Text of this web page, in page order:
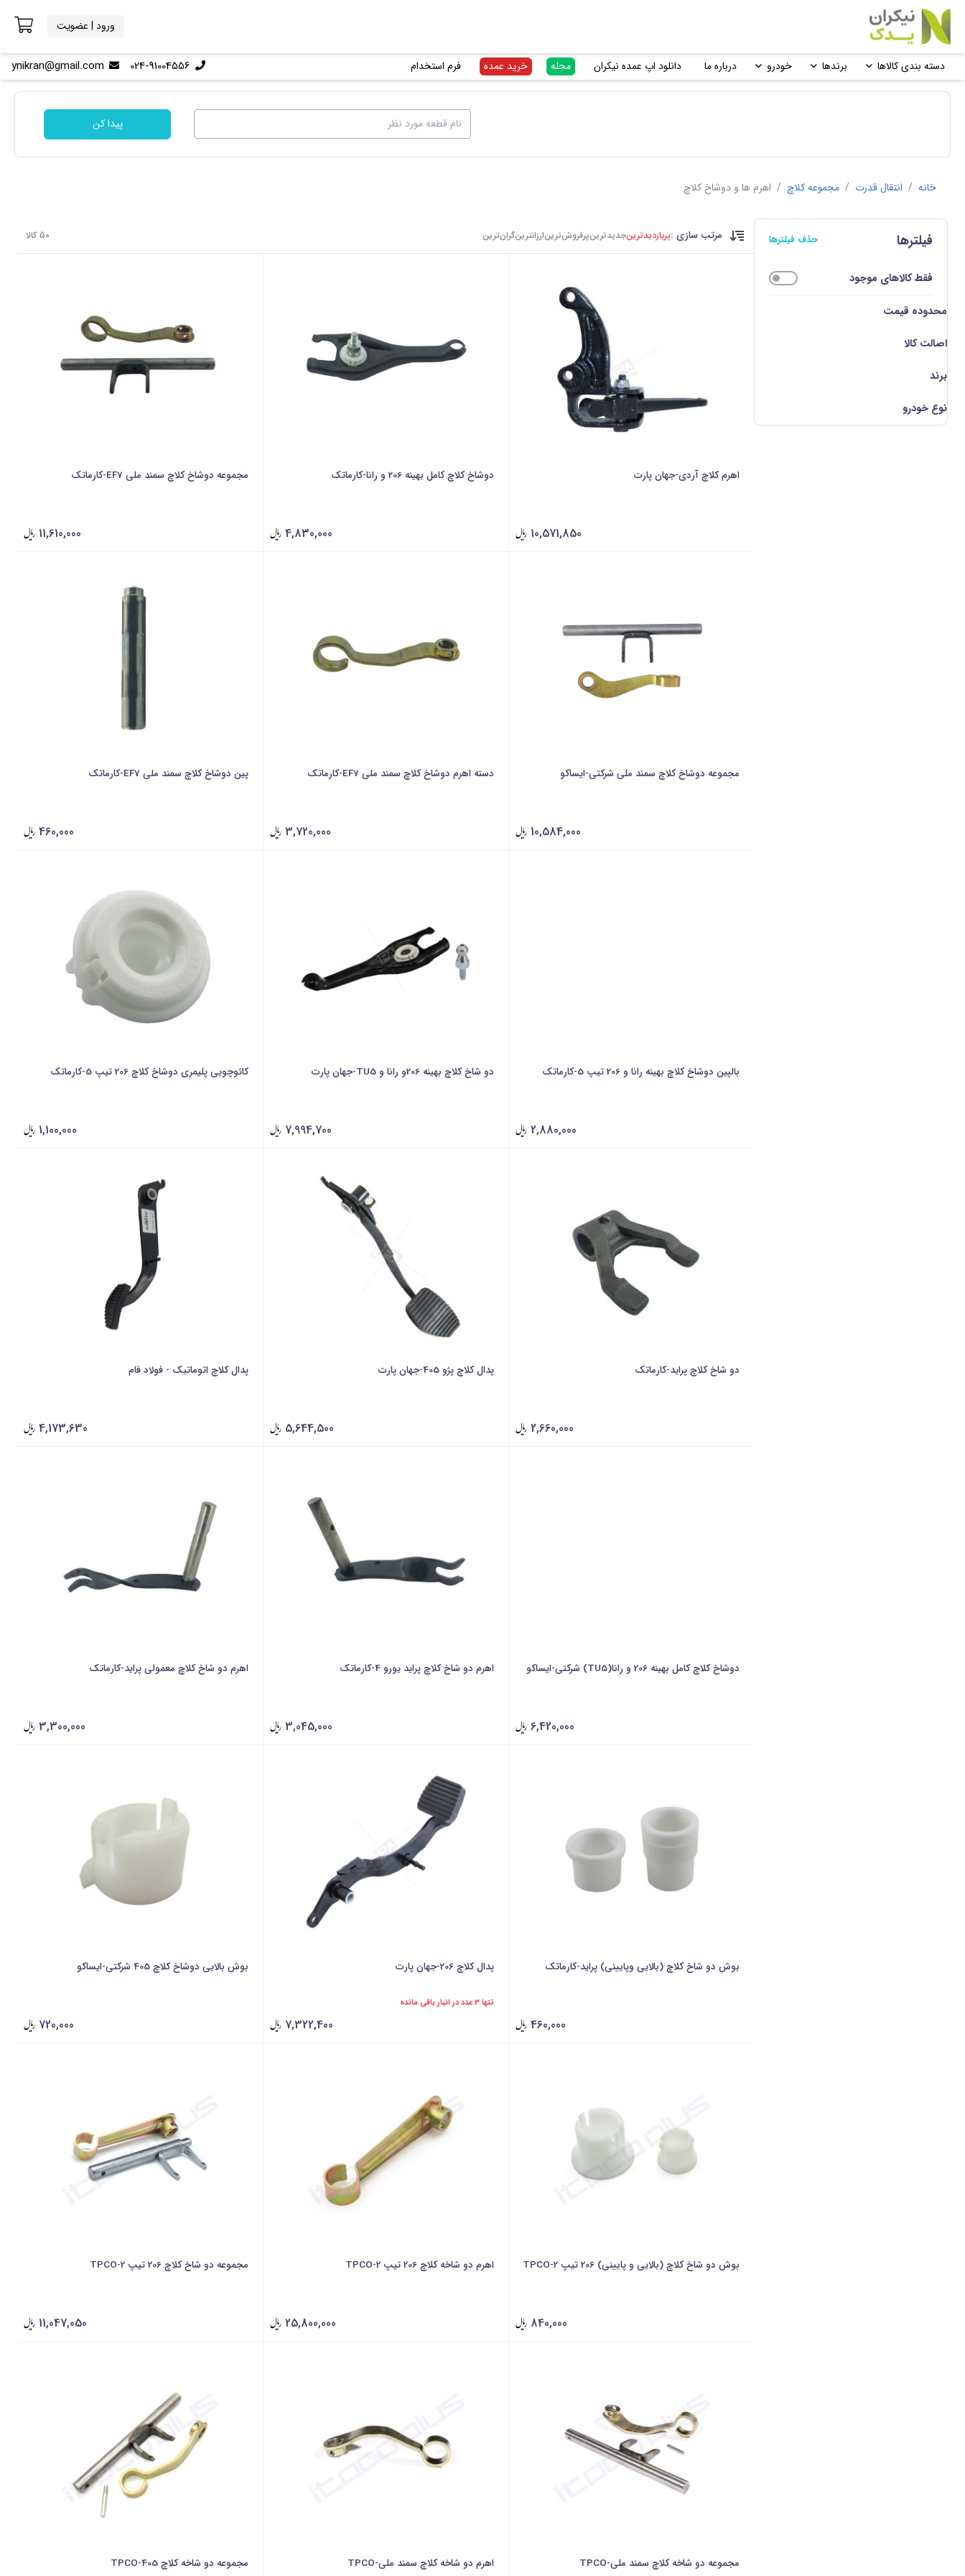
ورود | عضویت
دسته بندی کالاها برندها خودرو درباره ما دانلود اپ عمده نیکران مجله خرید عمده فرم استخدام 024-91004556
ynikran@gmail.com
پیدا کن
خانه / انتقال قدرت / مجموعه کلاچ / اهرم ها و دوشاخ کلاچ
فیلترها حذف فیلترها
فقط کالاهای موجود
محدوده قیمت
اصالت کالا
برند
نوع خودرو
مرتب سازی :پربازدیدترینجدیدترینپرفروش‌ترینارزانترینگرا‌ن‌ترین 50 کالا
اهرم کلاچ آردی-جهان پارت
10,571,850
دوشاخ کلاچ کامل بهینه 206 و رانا-کارماتک
4,830,000
مجموعه دوشاخ کلاچ سمند ملی EF7-کارماتک
11,610,000
مجموعه دوشاخ کلاچ سمند ملی شرکتی-ایساکو
10,584,000
دسته اهرم دوشاخ کلاچ سمند ملی EF7-کارماتک
3,720,000
پین دوشاخ کلاچ سمند ملی EF7-کارماتک
460,000
بالپین دوشاخ کلاچ بهینه رانا و 206 تیپ 5-کارماتک
2,880,000
دو شاخ کلاچ بهینه 206و رانا و TU5-جهان پارت
7,994,700
کائوچویی پلیمری دوشاخ کلاچ 206 تیپ 5-کارماتک
1,100,000
دو شاخ کلاچ پراید-کارماتک
2,660,000
پدال کلاچ پژو 405-جهان پارت
5,644,500
پدال کلاچ اتوماتیک - فولاد فام
4,173,630
دوشاخ کلاچ کامل بهینه 206 و رانا(TU5) شرکتی-ایساکو
6,420,000
اهرم دو شاخ کلاچ پراید یورو 4-کارماتک
3,045,000
اهرم دو شاخ کلاچ معمولی پراید-کارماتک
3,300,000
بوش دو شاخ کلاچ (بالایی وپایینی) پراید-کارماتک
460,000
پدال کلاچ 206-جهان پارت
تنها 3 عدد در انبار باقی مانده
7,322,400
بوش بالایی دوشاخ کلاچ 405 شرکتی-ایساکو
720,000
بوش دو شاخ کلاچ (بالایی و پایینی) 206 تیپ 2-TPCO
840,000
اهرم دو شاخه کلاچ 206 تیپ 2-TPCO
25,800,000
مجموعه دو شاخ کلاچ 206 تیپ 2-TPCO
11,047,050
مجموعه دو شاخه کلاچ سمند ملی-TPCO اهرم دو شاخه کلاچ سمند ملی-TPCO مجموعه دو شاخه کلاچ 405-TPCO